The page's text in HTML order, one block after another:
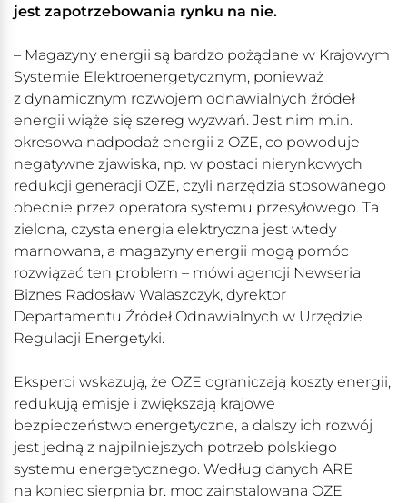
jest zapotrzebowania rynku na nie.
– Magazyny energii są bardzo pożądane w Krajowym
Systemie Elektroenergetycznym, ponieważ
z dynamicznym rozwojem odnawialnych źródeł
energii wiąże się szereg wyzwań. Jest nim m.in.
okresowa nadpodaż energii z OZE, co powoduje
negatywne zjawiska, np. w postaci nierynkowych
redukcji generacji OZE, czyli narzędzia stosowanego
obecnie przez operatora systemu przesyłowego. Ta
zielona, czysta energia elektryczna jest wtedy
marnowana, a magazyny energii mogą pomóc
rozwiązać ten problem – mówi agencji Newseria
Biznes Radosław Walaszczyk, dyrektor
Departamentu Źródeł Odnawialnych w Urzędzie
Regulacji Energetyki.
Eksperci wskazują, że OZE ograniczają koszty energii,
redukują emisje i zwiększają krajowe
bezpieczeństwo energetyczne, a dalszy ich rozwój
jest jedną z najpilniejszych potrzeb polskiego
systemu energetycznego. Według danych ARE
na koniec sierpnia br. moc zainstalowana OZE